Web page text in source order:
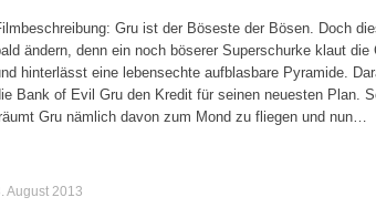
Gru ist der Böseste der Bösen. Doch
ändern, denn ein noch böserer Superschurke klaut die
hinterlässt eine lebensechte aufblasbare Pyramide.
Bank of Evil Gru den Kredit für seinen neuesten Plan.
Gru nämlich davon zum Mond zu fliegen und nun…
August 2013